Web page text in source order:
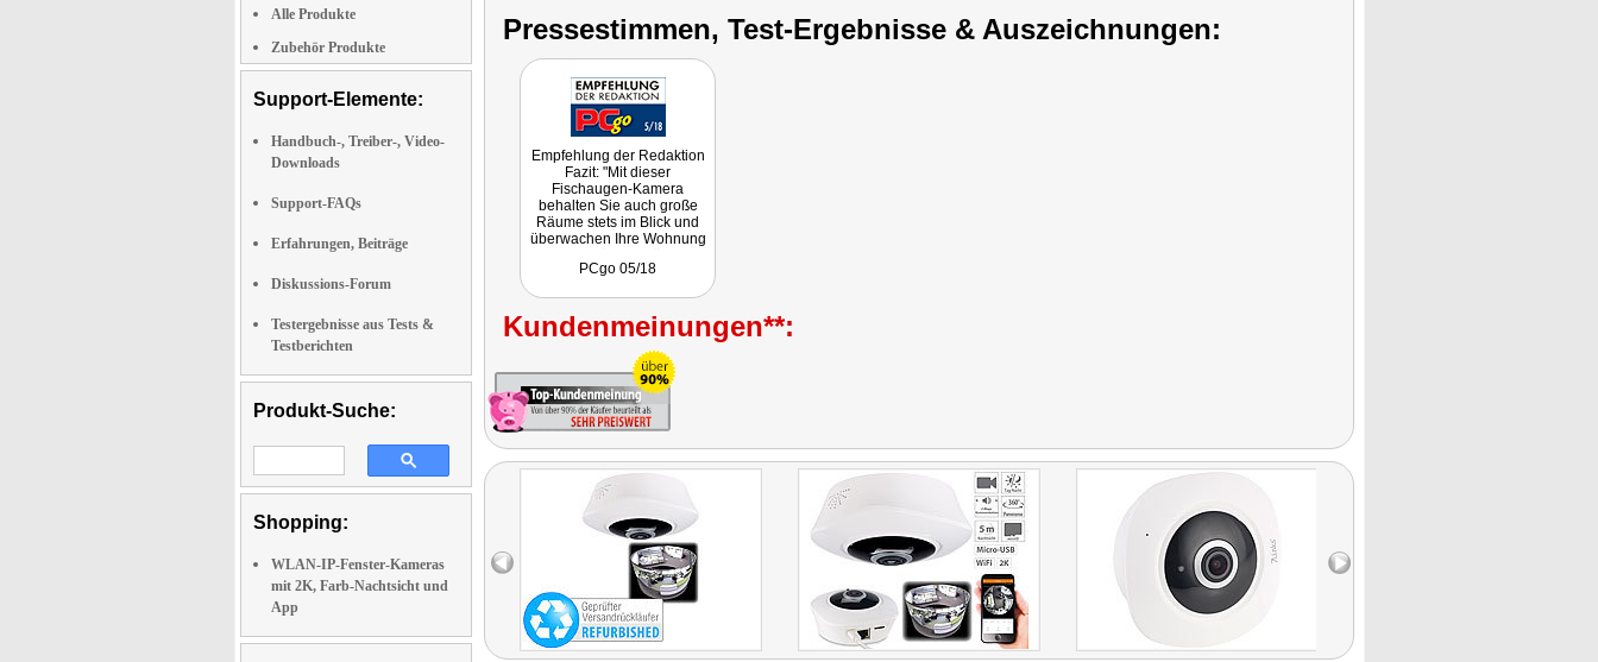
Alle Produkte
Zubehör Produkte
Support-Elemente:
Handbuch-, Treiber-, Video-
Downloads
Support-FAQs
Erfahrungen, Beiträge
Diskussions-Forum
Testergebnisse aus Tests &
Testberichten
Produkt-Suche:
Shopping:
WLAN-IP-Fenster-Kameras
mit 2K, Farb-Nachtsicht und
App
Pressestimmen, Test-Ergebnisse & Auszeichnungen:
Empfehlung der Redaktion
Fazit: "Mit dieser
Fischaugen-Kamera
behalten Sie auch große
Räume stets im Blick und
überwachen Ihre Wohnung
auf der Welt."
PCgo 05/18
Kundenmeinungen**: